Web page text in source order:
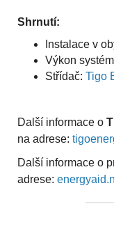
Shrnutí:
Instalace v
Výkon
Střídač: Tigo
Další informace o
na adrese:
Další informace o
adrese: